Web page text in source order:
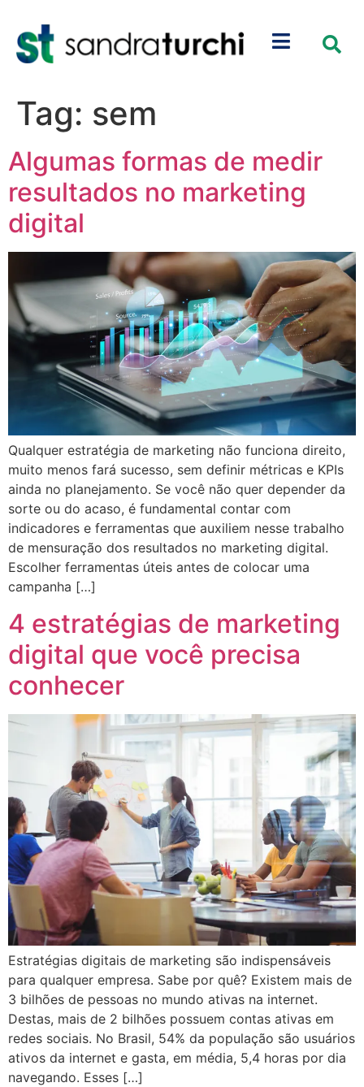
Tag: sem
Algumas formas de medir
resultados no marketing
digital
Qualquer estratégia de marketing não funciona direito,
muito menos fará sucesso, sem definir métricas e KPIs
ainda no planejamento. Se você não quer depender da
sorte ou do acaso, é fundamental contar com
indicadores e ferramentas que auxiliem nesse trabalho
de mensuração dos resultados no marketing digital.
Escolher ferramentas úteis antes de colocar uma
campanha […]
4 estratégias de marketing
digital que você precisa
conhecer
Estratégias digitais de marketing são indispensáveis
para qualquer empresa. Sabe por quê? Existem mais de
3 bilhões de pessoas no mundo ativas na internet.
Destas, mais de 2 bilhões possuem contas ativas em
redes sociais. No Brasil, 54% da população são usuários
ativos da internet e gasta, em média, 5,4 horas por dia
navegando. Esses […]